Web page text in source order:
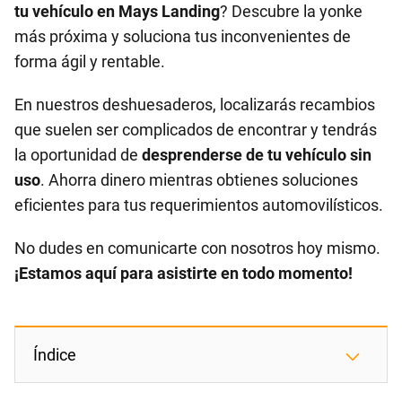
tu vehículo en Mays Landing? Descubre la yonke
más próxima y soluciona tus inconvenientes de
forma ágil y rentable.
En nuestros deshuesaderos, localizarás recambios
que suelen ser complicados de encontrar y tendrás
la oportunidad de desprenderse de tu vehículo sin
uso. Ahorra dinero mientras obtienes soluciones
eficientes para tus requerimientos automovilísticos.
No dudes en comunicarte con nosotros hoy mismo.
¡Estamos aquí para asistirte en todo momento!
Índice